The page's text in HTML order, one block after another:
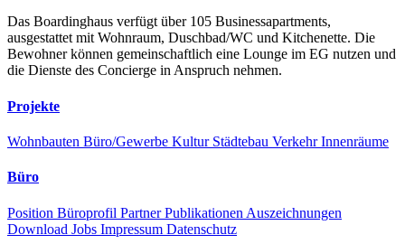
Das Boardinghaus verfügt über 105 Businessapartments,
ausgestattet mit Wohnraum, Duschbad/WC und Kitchenette. Die
Bewohner können gemeinschaftlich eine Lounge im EG nutzen und
die Dienste des Concierge in Anspruch nehmen.
Projekte
Wohnbauten Büro/Gewerbe Kultur Städtebau VerkehrInnenräume
Büro
Position Büroprofil PartnerPublikationen Auszeichnungen
Download Jobs Impressum Datenschutz